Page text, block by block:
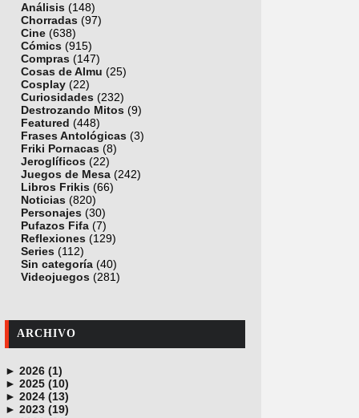
Análisis (148)
Chorradas (97)
Cine (638)
Cómics (915)
Compras (147)
Cosas de Almu (25)
Cosplay (22)
Curiosidades (232)
Destrozando Mitos (9)
Featured (448)
Frases Antológicas (3)
Friki Pornacas (8)
Jeroglíficos (22)
Juegos de Mesa (242)
Libros Frikis (66)
Noticias (820)
Personajes (30)
Pufazos Fifa (7)
Reflexiones (129)
Series (112)
Sin categoría (40)
Videojuegos (281)
ARCHIVO
► 2026 (1)
junio (1)
► 2025 (10)
noviembre (1)
octubre (1)
► 2024 (13)
diciembre (4)
► 2023 (19)